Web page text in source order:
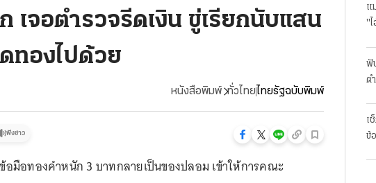
เจอตำรวจรีดเงิน ขู่เรียกนับแสน
ทองไปด้วย
หนังสือพิมพ์ ทั่วไทยไทยรัฐฉบับพิมพ์
ฟังข่าว
อมือทองคำหนัก 3 บาทกลายเป็นของปลอม เข้าให้การคณะ
แ
"
ฟั
ต
เ
ข้